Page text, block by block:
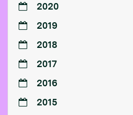
2020
2019
2018
2017
2016
2015